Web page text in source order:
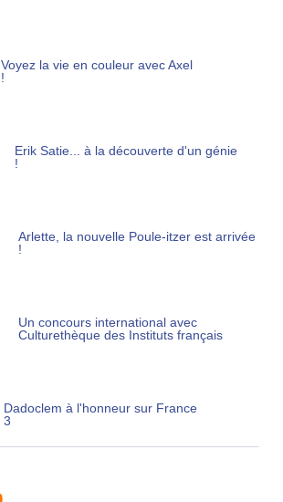
Voyez la vie en couleur avec Axel
!
Erik Satie... à la découverte d'un génie
!
Arlette, la nouvelle Poule-itzer est arrivée
!
Un concours international avec
Culturethèque des Instituts français
Dadoclem à l'honneur sur France
3